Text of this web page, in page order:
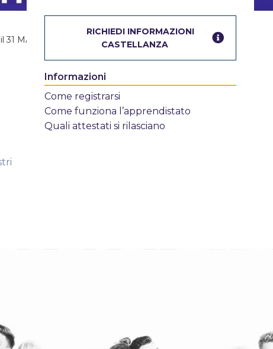
MARZO ’25 a Castellanza!
RICHIEDI INFORMAZIONI
CASTELLANZA
Informazioni
Come registrarsi
Come funziona l’apprendistato
Quali attestati si rilasciano